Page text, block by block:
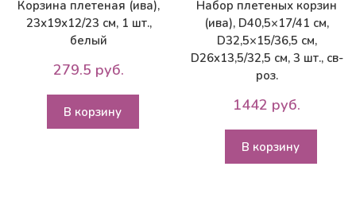
Корзина плетеная (ива),
23х19х12/23 см, 1 шт.,
белый
279.5 руб.
В корзину
Набор плетеных корзин
(ива), D40,5×17/41 см,
D32,5×15/36,5 см,
D26x13,5/32,5 см, 3 шт., св-
роз.
1442 руб.
В корзину